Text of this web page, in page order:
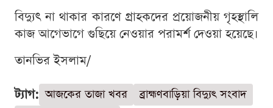
বিদ্যুৎ না থাকার কারণে গ্রাহকদের প্রয়োজনীয় গৃহস্থালি
কাজ আগেভাগে গুছিয়ে নেওয়ার পরামর্শ দেওয়া হয়েছে।
তানভির ইসলাম/
ট্যাগ: আজকের তাজা খবর
ব্রাহ্মণবাড়িয়া বিদ্যুৎ সংবাদ